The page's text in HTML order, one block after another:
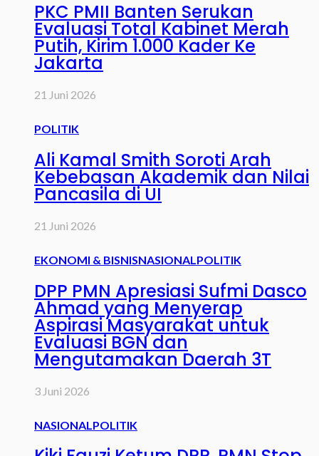
PKC PMII Banten Serukan
Evaluasi Total Kabinet Merah
Putih, Kirim 1.000 Kader Ke
Jakarta
21 Juni 2026
POLITIK
Ali Kamal Smith Soroti Arah
Kebebasan Akademik dan Nilai
Pancasila di UI
21 Juni 2026
EKONOMI & BISNISNASIONAL POLITIK
DPP PMN Apresiasi Sufmi Dasco
Ahmad yang Menyerap
Aspirasi Masyarakat untuk
Evaluasi BGN dan
Mengutamakan Daerah 3T
3 Juni 2026
NASIONAL POLITIK